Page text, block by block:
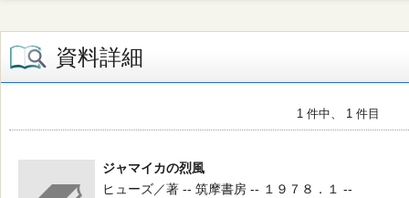
資料詳細
1 件中、 1 件目
ジャマイカの烈風
ヒューズ／著 -- 筑摩書房 -- １９７８．１ --